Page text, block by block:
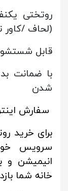
(لحاف /
قابل شستشو
با ضمانت
شدن
سفارش
برای خرید
سرویس
انیمیشن و
خانه شما